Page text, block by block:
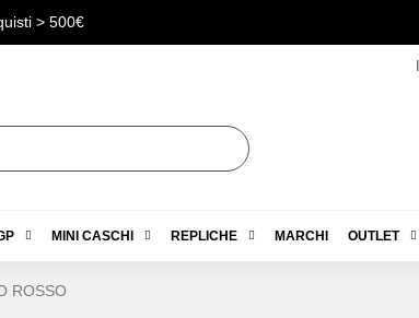
> 500€
MINI CASCHI REPLICHE MARCHI OUTLET
ROSSO